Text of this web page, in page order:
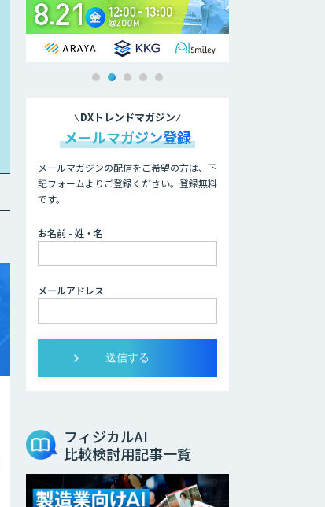
DXトレンドマガジン
メールマガジン登録
メールマガジンの配信をご希望の方は、下
記フォームよりご登録ください。登録無料
です。
お名前 - 姓・名
メールアドレス
フィジカルAI
比較検討用記事一覧